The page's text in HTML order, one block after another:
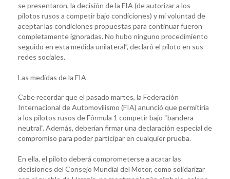
se presentaron, la decisión de la FIA (de autorizar a los
pilotos rusos a competir bajo condiciones) y mi voluntad de
aceptar las condiciones propuestas para continuar fueron
completamente ignoradas. No hubo ninguno procedimiento
seguido en esta medida unilateral”, declaró el piloto en sus
redes sociales.
Las medidas de la FIA
Cabe recordar que el pasado martes, la Federación
Internacional de Automovilismo (FIA) anunció que permitiría
a los pilotos rusos de Fórmula 1 competir bajo “bandera
neutral”. Además, deberían firmar una declaración especial de
compromiso para poder participar en cualquier prueba.
En ella, el piloto deberá comprometerse a acatar las
decisiones del Consejo Mundial del Motor, como solidarizar